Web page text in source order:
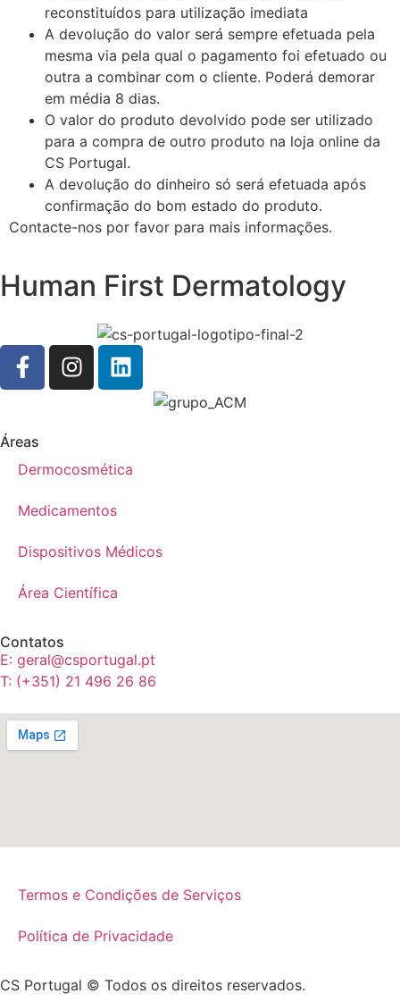
reconstituídos para utilização imediata
A devolução do valor será sempre efetuada pela
mesma via pela qual o pagamento foi efetuado ou
outra a combinar com o cliente. Poderá demorar
em média 8 dias.
O valor do produto devolvido pode ser utilizado
para a compra de outro produto na loja online da
CS Portugal.
A devolução do dinheiro só será efetuada após
confirmação do bom estado do produto.
Contacte-nos por favor para mais informações.
Human First Dermatology
Áreas
Dermocosmética
Medicamentos
Dispositivos Médicos
Área Científica
Contatos
E: geral@csportugal.pt
T: (+351) 21 496 26 86
Termos e Condições de Serviços
Política de Privacidade
CS Portugal © Todos os direitos reservados.